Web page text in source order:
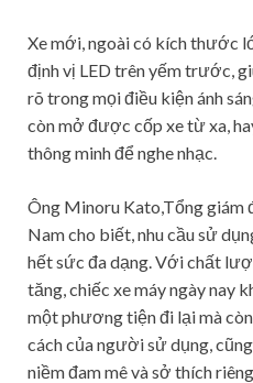
Xe mới, ngoài có kích thước
định vị LED trên yếm trước,
rõ trong mọi điều kiện ánh
còn mở được cốp xe từ xa,
thông minh để nghe nhạc.
Ông Minoru Kato,Tổng giám
Nam cho biết, nhu cầu sử
hết sức đa dạng. Với chất
tăng, chiếc xe máy ngày nay
một phương tiện đi lại mà
cách của người sử dụng,
niềm đam mê và sở thích